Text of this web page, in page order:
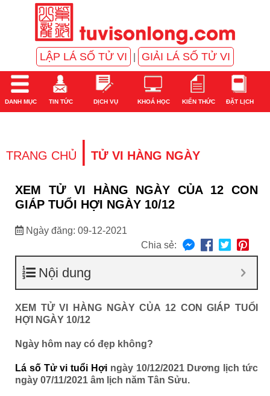
LẬP LÁ SỐ TỬ VI GIẢI LÁ SỐ TỬ VI
DANH MỤC TIN TỨC DỊCH VỤ KHOÁ HỌC KIẾN THỨC ĐẶT LỊCH
TRANG CHỦ | TỬ VI HÀNG NGÀY
XEM TỬ VI HÀNG NGÀY CỦA 12 CON
GIÁP TUỔI HỢI NGÀY 10/12
Ngày đăng: 09-12-2021
Chia sẻ:
Nội dung
XEM TỬ VI HÀNG NGÀY CỦA 12 CON GIÁP TUỔI
HỢI NGÀY 10/12
Ngày hôm nay có đẹp không?
Lá số Tử vi tuổi Hợi ngày 10/12/2021 Dương lịch tức
ngày 07/11/2021 âm lịch năm Tân Sửu.